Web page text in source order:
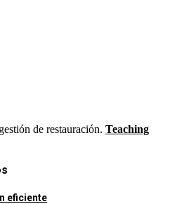
de restauración. Teaching
eficiente